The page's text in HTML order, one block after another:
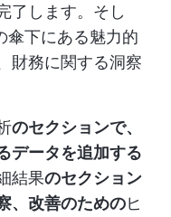
了します。そし
傘下にある魅力的
財務に関する洞察
のセクションで、
データを追加する
結果のセクション
、改善のためのヒ